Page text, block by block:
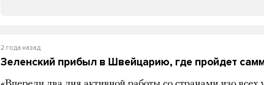
2 года назад
Зеленский прибыл в Швейцарию, где пройдет